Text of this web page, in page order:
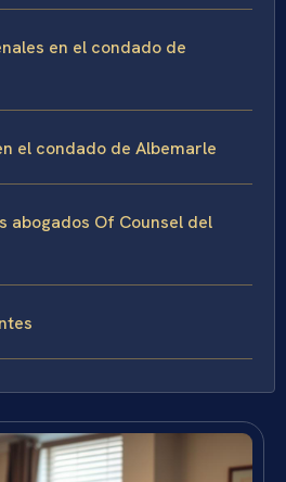
en el condado de
el condado de Albemarle
abogados Of Counsel del